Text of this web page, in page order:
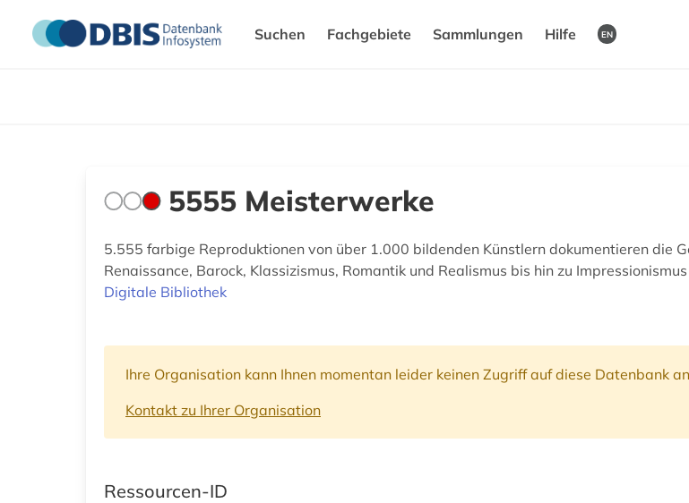
Suchen Fachgebiete Sammlungen Hilfe EN
5555 Meisterwerke
5.555 farbige Reproduktionen von über 1.000 bildenden Künstlern dokumentieren die
Renaissance, Barock, Klassizismus, Romantik und Realismus bis hin zu
Digitale Bibliothek
Ihre Organisation kann Ihnen momentan leider keinen Zugriff auf diese Datenbank
Kontakt zu Ihrer Organisation
Ressourcen-ID